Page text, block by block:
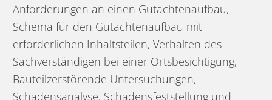
Anforderungen an einen Gutachtenaufbau,
Schema für den Gutachtenaufbau mit
erforderlichen Inhaltsteilen, Verhalten des
Sachverständigen bei einer Ortsbesichtigung,
Bauteilzerstörende Untersuchungen,
Schadensanalyse, Schadensfeststellung und